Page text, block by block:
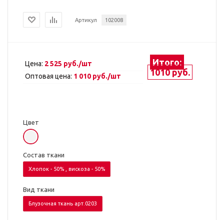
Артикул 102008
Цена: 2 525 руб./шт
Оптовая цена: 1 010 руб./шт
Итого:
1010 руб.
Цвет
Состав ткани
Хлопок - 50% , вискоза - 50%
Вид ткани
Блузочная ткань арт.0203